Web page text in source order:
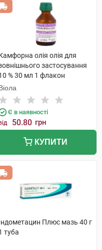
олія олія для
застосування
% 30 мл 1 флакон
Є в наявності
50.80 грн
КУПИТИ
Плюс мазь 40 г
туба